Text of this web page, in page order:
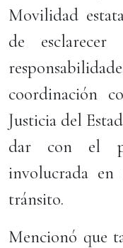
Movilidad
de
coordinación
Justicia del
dar con el
involucrada en
tránsito.
Mencionó que